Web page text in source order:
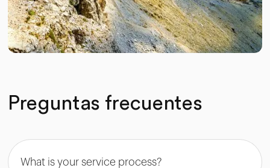
Preguntas frecuentes
What is your service process?